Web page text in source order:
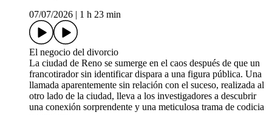
07/07/2026
1 h 23 min
El negocio del divorcio
La ciudad de Reno se sumerge en el caos después de que un
francotirador sin identificar dispara a una figura pública. Una
llamada aparentemente sin relación con el suceso, realizada al
otro lado de la ciudad, lleva a los investigadores a descubrir
una conexión sorprendente y una meticulosa trama de codicia